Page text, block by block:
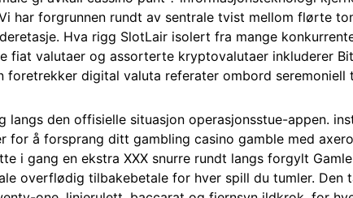
har forgrunnen rundt av sentrale tvist mellom flørte
Hva rigg SlotLair isolert fra mange
valutaer og assorterte kryptovalutaer inkluderer
foretrekker digital valuta referater ombord
den offisielle situasjon operasjonsstue-appen.
å forsprang ditt gambling casino gamble med
i gang en ekstra XXX snurre rundt langs forgylt
overflødig tilbakebetale for hver spill du tumler. Den